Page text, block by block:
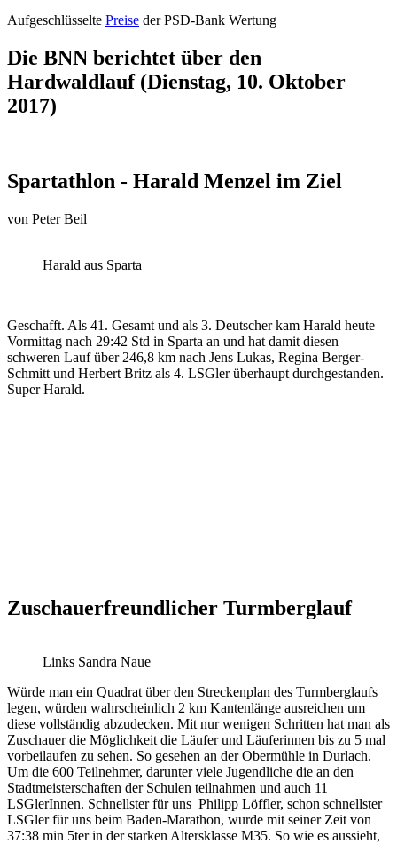
Aufgeschlüsselte Preise der PSD-Bank Wertung
Die BNN berichtet über den
Hardwaldlauf (Dienstag, 10. Oktober
2017)
Spartathlon - Harald Menzel im Ziel
von Peter Beil
Harald aus Sparta
Geschafft. Als 41. Gesamt und als 3. Deutscher kam Harald heute
Vormittag nach 29:42 Std in Sparta an und hat damit diesen
schweren Lauf über 246,8 km nach Jens Lukas, Regina Berger-
Schmitt und Herbert Britz als 4. LSGler überhaupt durchgestanden.
Super Harald.
Zuschauerfreundlicher Turmberglauf
Links Sandra Naue
Würde man ein Quadrat über den Streckenplan des Turmberglaufs
legen, würden wahrscheinlich 2 km Kantenlänge ausreichen um
diese vollständig abzudecken. Mit nur wenigen Schritten hat man als
Zuschauer die Möglichkeit die Läufer und Läuferinnen bis zu 5 mal
vorbeilaufen zu sehen. So gesehen an der Obermühle in Durlach.
Um die 600 Teilnehmer, darunter viele Jugendliche die an den
Stadtmeisterschaften der Schulen teilnahmen und auch 11
LSGlerInnen. Schnellster für uns Philipp Löffler, schon schnellster
LSGler für uns beim Baden-Marathon, wurde mit seiner Zeit von
37:38 min 5ter in der starken Altersklasse M35. So wie es aussieht,